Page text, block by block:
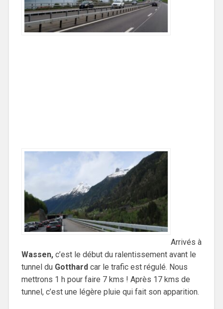
Arrivés à
Wassen,c’est le début du ralentissement avant le
tunnel du Gotthard car le trafic est régulé. Nous
mettrons 1 h pour faire 7 kms ! Après 17 kms de
tunnel, c’est une légère pluie qui fait son apparition.